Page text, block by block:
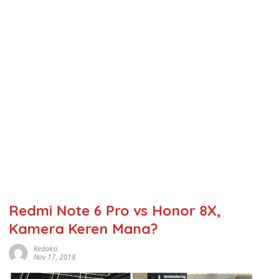
Redmi Note 6 Pro vs Honor 8X,
Kamera Keren Mana?
Redaksi
Nov 17, 2018